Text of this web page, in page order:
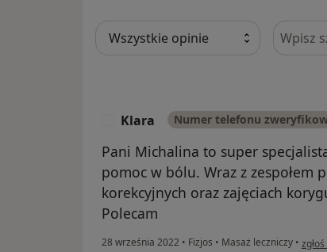
Szukaj
Klara Numer telefonu
Pani Michalina to super
pomoc w bólu. Wraz z zespołem
korekcyjnych oraz zajęciach
Polecam
28 września 2022 • Fizjos • Masaż leczniczy • w